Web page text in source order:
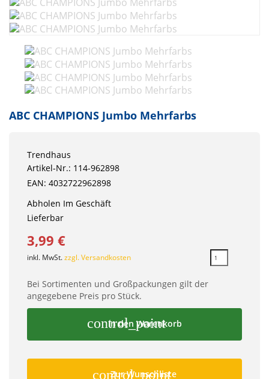
ABC CHAMPIONS Jumbo Mehrfarbs
Trendhaus
Artikel-Nr.: 114-962898
EAN: 4032722962898
Abholen Im Geschäft
Lieferbar
3,99 €
inkl. MwSt.zzgl. Versandkosten
Bei Sortimenten und Großpackungen gilt der
angegebene Preis pro Stück.
control_point
In den Warenkorb
control_point
Zur Wunschliste